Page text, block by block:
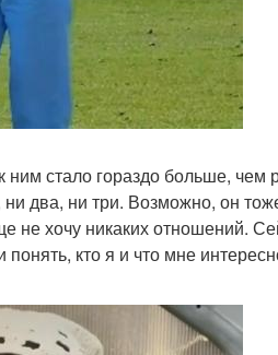
стало гораздо больше, чем
два, ни три. Возможно, он
не хочу никаких отношений.
кто я и что мне